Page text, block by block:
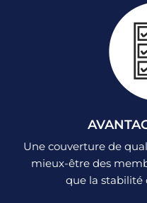
Une couverture de
mieux-être des
que la stabilité